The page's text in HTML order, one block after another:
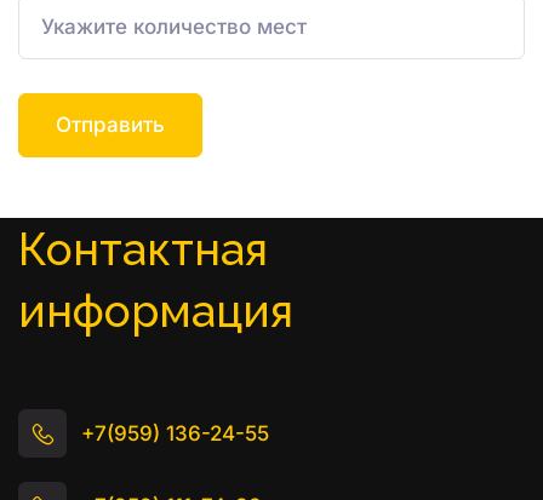
Отправить
Контактная
информация
+7(959) 136-24-55